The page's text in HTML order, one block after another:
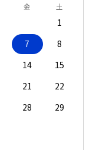
金 土
1
7
8
14
15
21
22
28
29